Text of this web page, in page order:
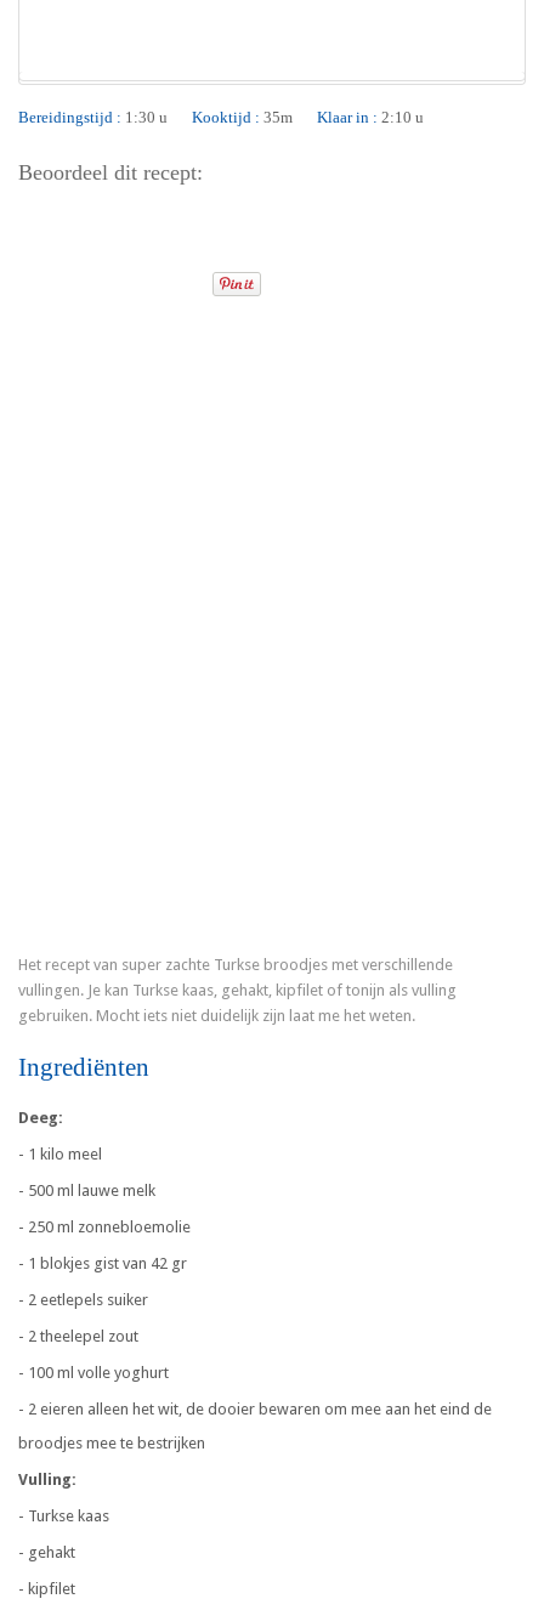
Bereidingstijd : 1:30 u Kooktijd : 35m Klaar in : 2:10 u
Beoordeel dit recept:
Het recept van super zachte Turkse broodjes met verschillende
vullingen. Je kan Turkse kaas, gehakt, kipfilet of tonijn als vulling
gebruiken. Mocht iets niet duidelijk zijn laat me het weten.
Ingrediënten
Deeg:
- 1 kilo meel
- 500 ml lauwe melk
- 250 ml zonnebloemolie
- 1 blokjes gist van 42 gr
- 2 eetlepels suiker
- 2 theelepel zout
- 100 ml volle yoghurt
- 2 eieren alleen het wit, de dooier bewaren om mee aan het eind de
broodjes mee te bestrijken
Vulling:
- Turkse kaas
- gehakt
- kipfilet